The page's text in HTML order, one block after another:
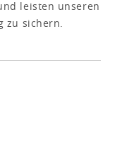
leisten unseren
zu sichern.